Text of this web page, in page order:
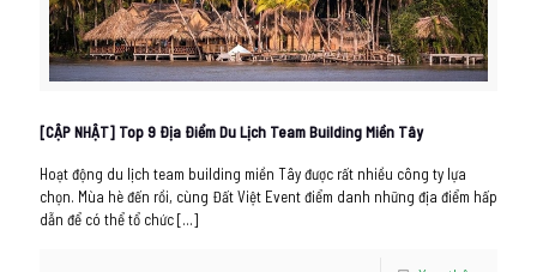
[CẬP NHẬT] Top 9 Địa Điểm Du Lịch Team Building Miền Tây
Hoạt động du lịch team building miền Tây được rất nhiều công ty lựa
chọn. Mùa hè đến rồi, cùng Đất Việt Event điểm danh những địa điểm hấp
dẫn để có thể tổ chức[…]